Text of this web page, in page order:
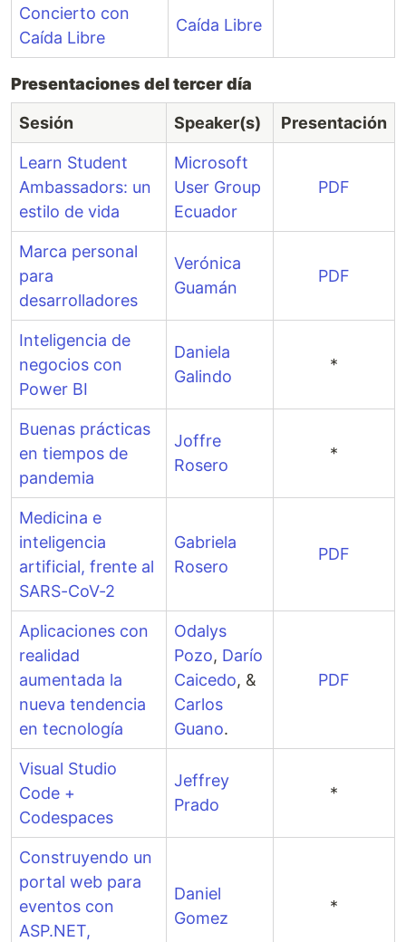
Concierto con
Caída Libre
Caída Libre
Presentaciones del tercer día
Sesión Speaker(s) Presentación
Learn Student
Ambassadors: un
estilo de vida
Microsoft
User Group
Ecuador
PDF
Marca personal
para
desarrolladores
Verónica
Guamán
PDF
Inteligencia de
negocios con
Power BI
Daniela
Galindo
*
Buenas prácticas
en tiempos de
pandemia
Joffre
Rosero
*
Medicina e
inteligencia
artificial, frente al
SARS-CoV-2
Gabriela
Rosero
PDF
Aplicaciones con
realidad
aumentada la
nueva tendencia
en tecnología
Odalys
Pozo, Darío
Caicedo, &
Carlos
Guano.
PDF
Visual Studio
Code +
Codespaces
Jeffrey
Prado
*
Construyendo un
portal web para
eventos con
ASP.NET,
Daniel
Gomez
*